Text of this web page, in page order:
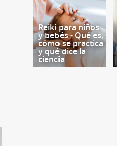
Reiki para niños
y bebés - Qué es,
cómo se practica
y qué dice la
ciencia